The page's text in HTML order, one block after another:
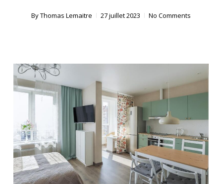
ByThomas Lemaitre 27 juillet 2023 No Comments